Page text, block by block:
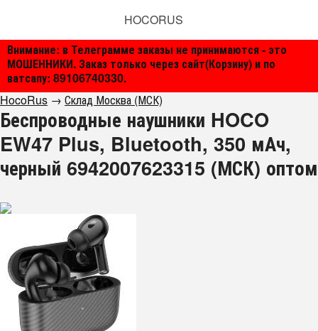
Внимание: в Телеграмме заказы не принимаются - это
МОШЕННИКИ. Заказ только через сайт(Корзину) и по
ватсапу: 89106740330.
HOCORUS
HocoRus → Склад Москва (МСК)
Беспроводные наушники HOCO
EW47 Plus, Bluetooth, 350 мАч,
черный 6942007623315 (МСК) оптом